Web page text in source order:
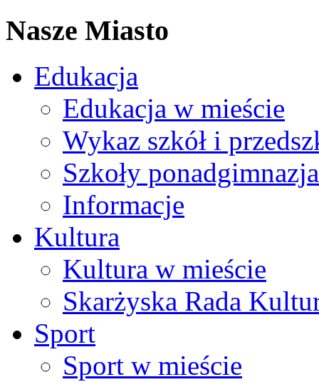
Nasze Miasto
Edukacja
Edukacja w mieście
Wykaz szkół i
Szkoły
Informacje
Kultura
Kultura w mieście
Skarżyska Rada
Sport
Sport w mieście